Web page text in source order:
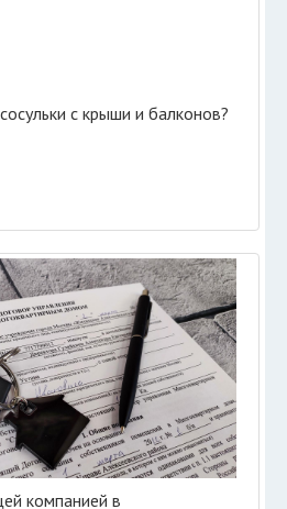
с крыши и балконов?
компанией в